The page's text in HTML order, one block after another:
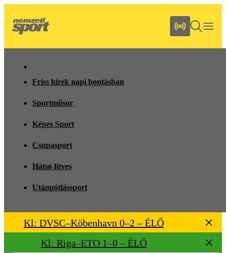
Friss hírek napi bontásban
Sportműsor
Képes Sport
Csupasport
Hátsó füves
Utánpótlássport
Kl: DVSC–Köbenhavn 0–2 – ÉLŐ
Kl: Riga–ETO 1–0 – ÉLŐ